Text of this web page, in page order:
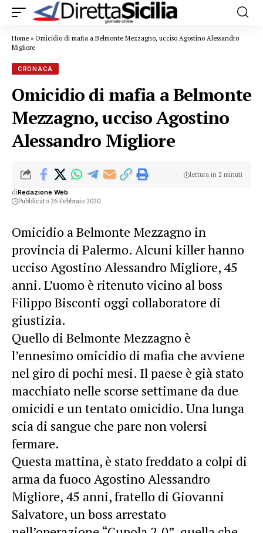
Home » Omicidio di mafia a Belmonte Mezzagno, ucciso Agostino Alessandro
Migliore
CRONACA
Omicidio di mafia a Belmonte
Mezzagno, ucciso Agostino
Alessandro Migliore
diRedazione Web
Pubblicato 26 Febbraio 2020
lettura in 2 minuti
Omicidio a Belmonte Mezzagno in
provincia di Palermo. Alcuni killer hanno
ucciso Agostino Alessandro Migliore, 45
anni. L’uomo è ritenuto vicino al boss
Filippo Bisconti oggi collaboratore di
giustizia.
Quello di Belmonte Mezzagno è
l’ennesimo omicidio di mafia che avviene
nel giro di pochi mesi. Il paese è già stato
macchiato nelle scorse settimane da due
omicidi e un tentato omicidio. Una lunga
scia di sangue che pare non volersi
fermare.
Questa mattina, è stato freddato a colpi di
arma da fuoco Agostino Alessandro
Migliore, 45 anni, fratello di Giovanni
Salvatore, un boss arrestato